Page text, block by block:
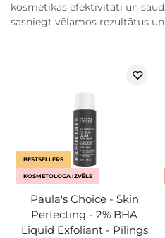
kosmētikas efektivitāti un
sasniegt vēlamos rezultātus
BESTSELLERS
KOSMETOLOGA IZVĒLE
Paula's Choice - Skin
Perfecting - 2% BHA
Liquid Exfoliant - Pīlings